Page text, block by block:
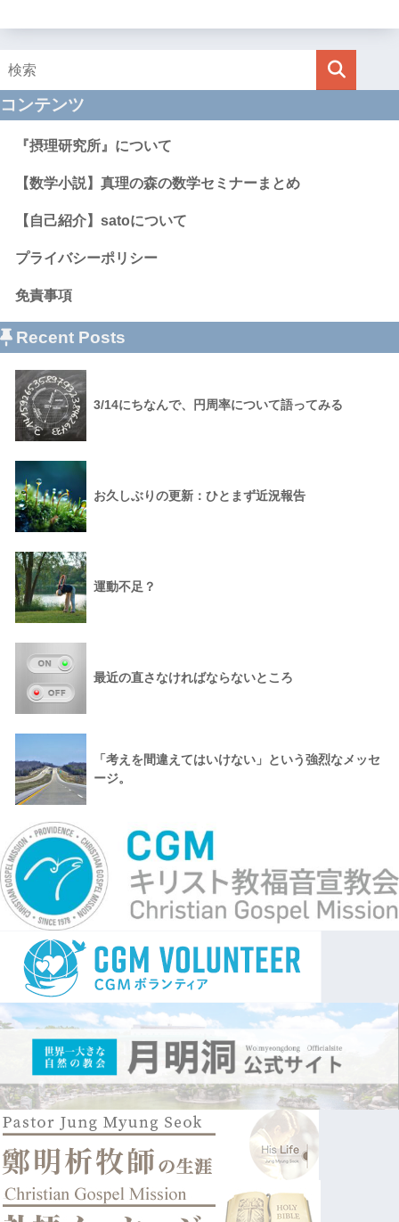
コンテンツ
『摂理研究所』について
【数学小説】真理の森の数学セミナーまとめ
【自己紹介】satoについて
プライバシーポリシー
免責事項
Recent Posts
3/14にちなんで、円周率について語ってみる
お久しぶりの更新：ひとまず近況報告
運動不足？
最近の直さなければならないところ
「考えを間違えてはいけない」という強烈なメッセ
ージ。